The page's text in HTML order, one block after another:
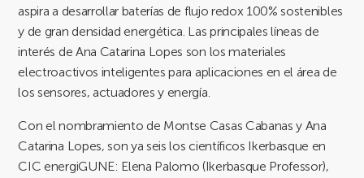
aspira a desarrollar baterías de flujo redox 100% sostenibles
y de gran densidad energética. Las principales líneas de
interés de Ana Catarina Lopes son los materiales
electroactivos inteligentes para aplicaciones en el área de
los sensores, actuadores y energía.
Con el nombramiento de Montse Casas Cabanas y Ana
Catarina Lopes, son ya seis los científicos Ikerbasque en
CIC energiGUNE: Elena Palomo (Ikerbasque Professor),